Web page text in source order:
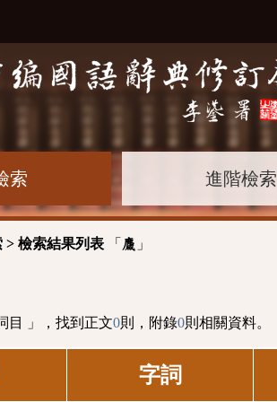
索 進階檢索
> 檢索結果列表 「 麙 」
目 」，找到正文0則，附錄0則相關資料。
字詞